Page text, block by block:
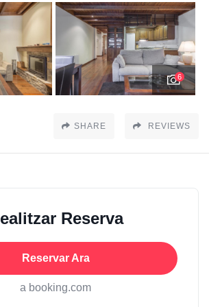
6
SHARE REVIEWS
Reserva
Reservar Ara
a booking.com